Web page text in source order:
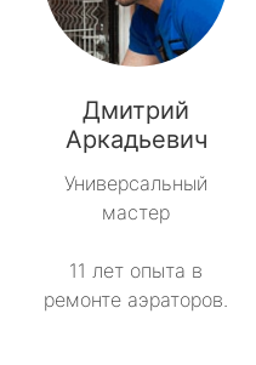
Дмитрий
Аркадьевич
Универсальный
мастер
11 лет опыта в
ремонте аэраторов.